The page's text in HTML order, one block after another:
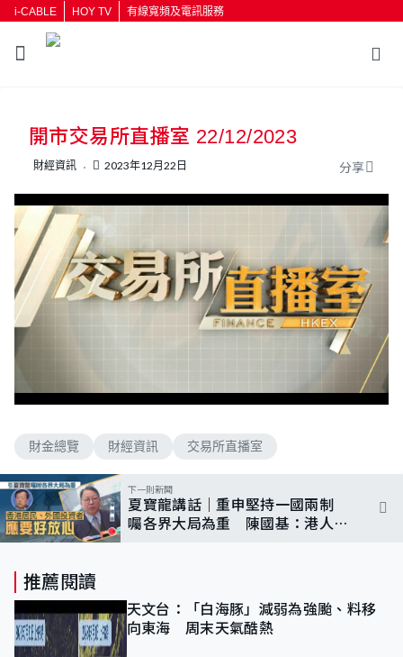
i-CABLE HOY TV 有線寬頻及電訊服務
按輸入鍵開始搜尋
開市交易所直播室 22/12/2023
財經資訊 2023年12月22日 分享
財金總覽 財經資訊 交易所直播室
下一則新聞
夏寶龍講話｜重申堅持一國兩制
囑各界大局為重 陳國基：港人、
推薦閱讀
天文台：「白海豚」減弱為強颱、料移
向東海 周末天氣酷熱